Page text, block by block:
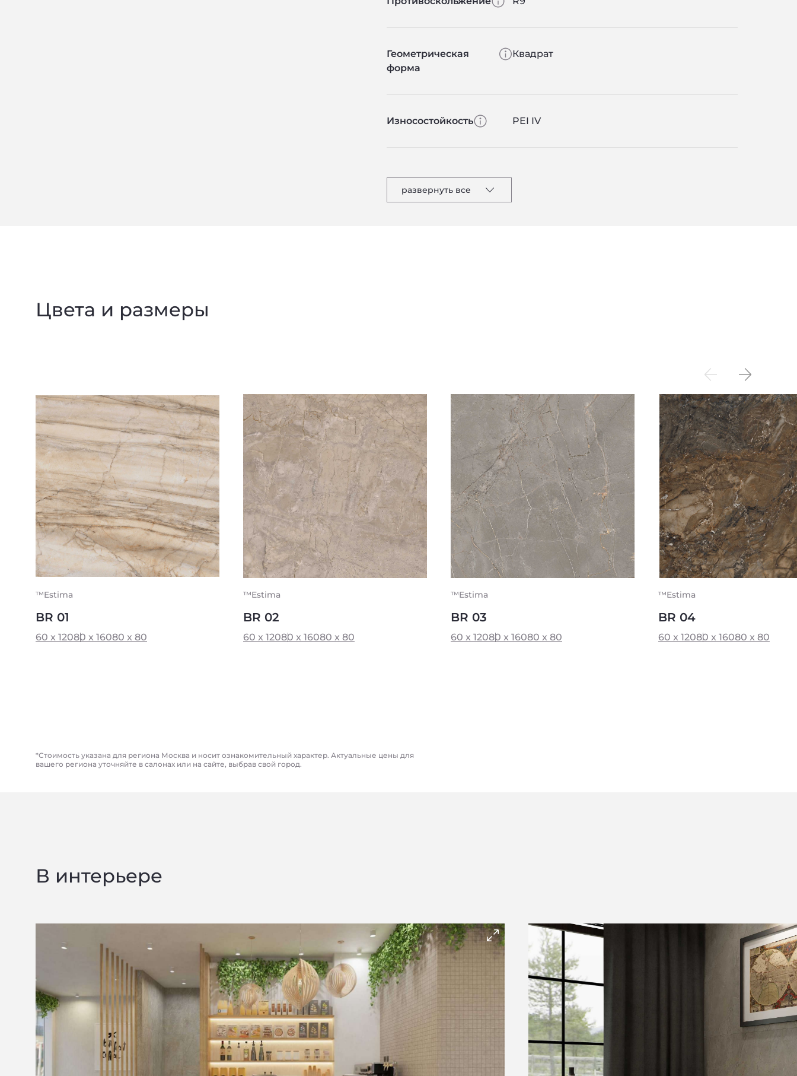
Геометрическая
форма
Квадрат
Износостойкость PEI IV
развернуть все
Цвета и размеры
™Estima
BR 01
60 x 12080 x 16080 x 80
™Estima
BR 02
60 x 12080 x 16080 x 80
™Estima
BR 03
60 x 12080 x 16080 x 80
™Estima
BR 04
60 x 12080 x 16080 x 80
*Стоимость указана для региона Москва и носит ознакомительный характер. Актуальные цены для
вашего региона уточняйте в салонах или на сайте, выбрав свой город.
В интерьере